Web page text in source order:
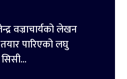
वज्राचार्यको लेखन
पारिएको लघु